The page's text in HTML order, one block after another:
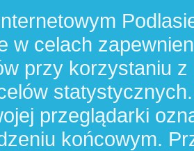
w celach
przy korzystaniu
przeglądarki
końcowym.